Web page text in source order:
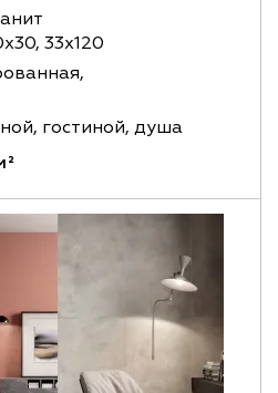
33х120
гостиной, душа